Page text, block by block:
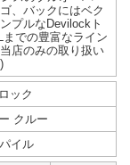
、バックにはベク
プルなDevilockト
での豊富なライン
店のみの取り扱い
ック
クルー
イル